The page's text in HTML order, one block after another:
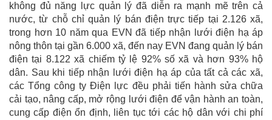
không đủ năng lực quản lý đã diễn ra mạnh mẽ trên cả
nước, từ chỗ chỉ quản lý bán điện trực tiếp tại 2.126 xã,
trong hơn 10 năm qua EVN đã tiếp nhận lưới điện hạ áp
nông thôn tại gần 6.000 xã, đến nay EVN đang quản lý bán
điện tại 8.122 xã chiếm tỷ lệ 92% số xã và hơn 93% hộ
dân. Sau khi tiếp nhận lưới điện hạ áp của tất cả các xã,
các Tổng công ty Điện lực đều phải tiến hành sửa chữa
cải tạo, nâng cấp, mở rộng lưới điện để vận hành an toàn,
cung cấp điện ổn định, liên tục tới các hộ dân với chi phí